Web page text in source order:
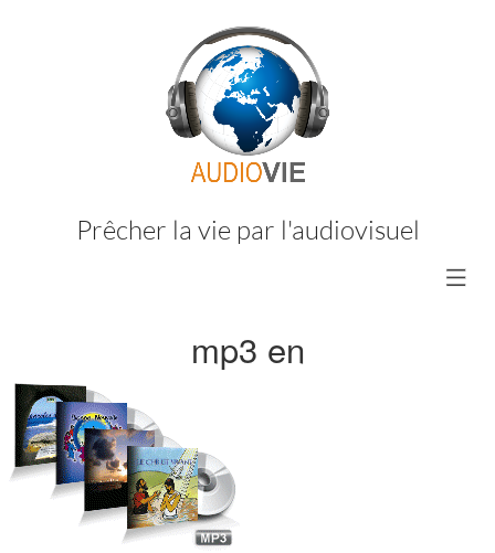
Prêcher la vie par l'audiovisuel
mp3 en